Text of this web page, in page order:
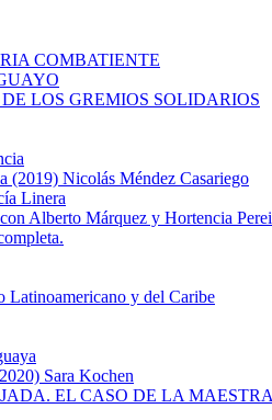
COMBATIENTE
LOS GREMIOS SOLIDARIOS
(2019) Nicolás Méndez Casariego
Linera
Alberto Márquez y Hortencia
Latinoamericano y del Caribe
Sara Kochen
EL CASO DE LA